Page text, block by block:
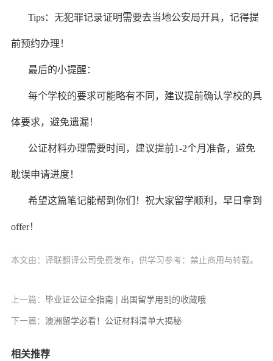
Tips：无犯罪记录证明需要去当地公安局开具，记得提
前预约办理！
最后的小提醒：
每个学校的要求可能略有不同，建议提前确认学校的具
体要求，避免遗漏！
公证材料办理需要时间，建议提前1-2个月准备，避免
耽误申请进度！
希望这篇笔记能帮到你们！祝大家留学顺利，早日拿到
offer！
本文由：译联翻译公司免费发布，供学习参考：禁止商用与转载。
上一篇： 毕业证公证全指南 | 出国留学用到的收藏哦
下一篇： 澳洲留学必看！公证材料清单大揭秘
相关推荐